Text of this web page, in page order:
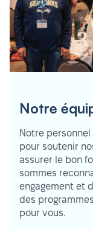
Notre
Notre
pour soutenir
assurer le bon
sommes
engagement et
des
pour vous.